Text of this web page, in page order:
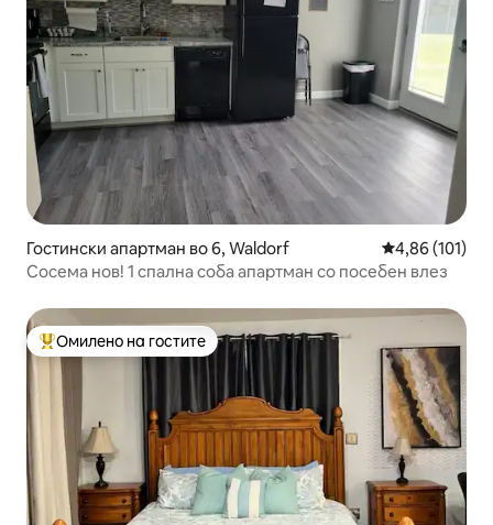
Гостински апартман во 6, Waldorf Просечна
4,86 (101)
Сосема нов! 1 спална соба апартман со посебен влез
Меѓу најуспешните „Омилени на гостите“
Омилено на гостите